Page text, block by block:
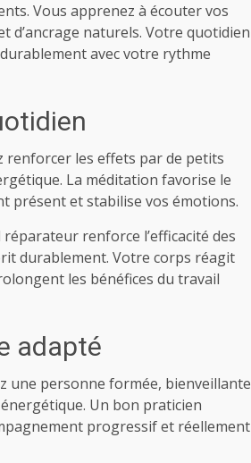
Vous apprenez à écouter vos
d’ancrage naturels. Votre quotidien
avec votre rythme
renforcer les effets par de petits
La méditation favorise le
présent et stabilise vos émotions.
renforce l’efficacité des
durablement. Votre corps réagit
les bénéfices du travail
adapté
une personne formée, bienveillante
Un bon praticien
progressif et réellement